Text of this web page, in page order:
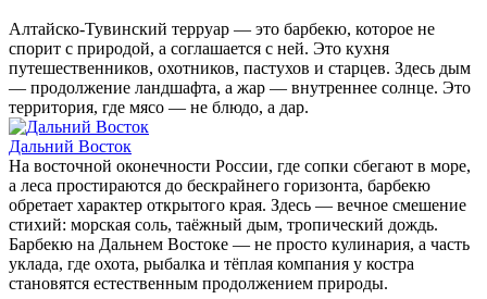
Алтайско-Тувинский терруар — это барбекю, которое не
спорит с природой, а соглашается с ней. Это кухня
путешественников, охотников, пастухов и старцев. Здесь дым
— продолжение ландшафта, а жар — внутреннее солнце. Это
территория, где мясо — не блюдо, а дар.
Дальний Восток
На восточной оконечности России, где сопки сбегают в море,
а леса простираются до бескрайнего горизонта, барбекю
обретает характер открытого края. Здесь — вечное смешение
стихий: морская соль, таёжный дым, тропический дождь.
Барбекю на Дальнем Востоке — не просто кулинария, а часть
уклада, где охота, рыбалка и тёплая компания у костра
становятся естественным продолжением природы.